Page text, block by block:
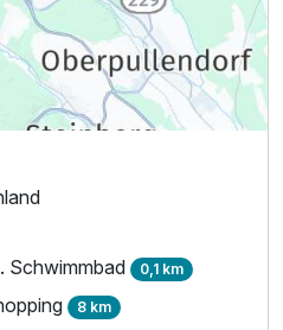
p.P. ab267,00 €
Schwimmbad 0,1 km
8 km